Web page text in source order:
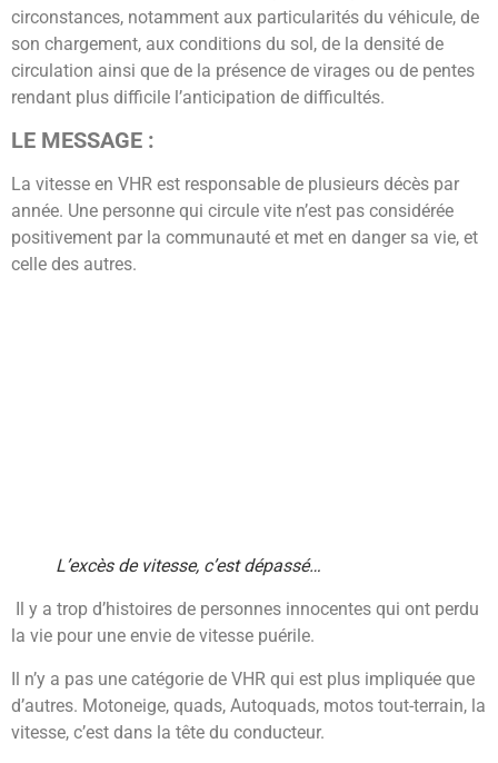
circonstances, notamment aux particularités du véhicule, de
son chargement, aux conditions du sol, de la densité de
circulation ainsi que de la présence de virages ou de pentes
rendant plus difficile l’anticipation de difficultés.
LE MESSAGE :
La vitesse en VHR est responsable de plusieurs décès par
année. Une personne qui circule vite n’est pas considérée
positivement par la communauté et met en danger sa vie, et
celle des autres.
L’excès de vitesse, c’est dépassé…
Il y a trop d’histoires de personnes innocentes qui ont perdu
la vie pour une envie de vitesse puérile.
Il n’y a pas une catégorie de VHR qui est plus impliquée que
d’autres. Motoneige, quads, Autoquads, motos tout-terrain, la
vitesse, c’est dans la tête du conducteur.